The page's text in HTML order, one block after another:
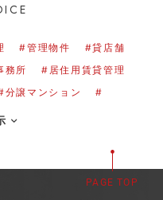
#管理物件
#貸店舗
務所
#居住用賃貸管理
分譲マンション #
PAGE TOP